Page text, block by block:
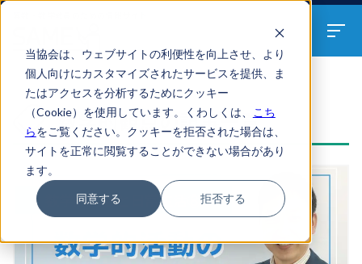
当協会は、ウェブサイトの利便性を向上させ、より
個人向けにカスタマイズされたサービスを提供、ま
たはアクセスを分析するためにクッキー
（Cookie）を使用しています。くわしくは、
こち
らをご覧ください。クッキーを拒否された場合は、
サイトを正常に閲覧することができない場合があり
ます。
同意する 拒否する
ARTICLES
数学的観点の記事一覧